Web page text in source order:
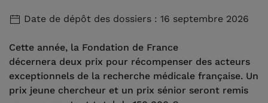
Date de dépôt des dossiers : 16 septembre 2026
Cette année, la Fondation de France
décernera deux prix pour récompenser des acteurs
exceptionnels de la recherche médicale française. Un
prix jeune chercheur et un prix sénior seront remis